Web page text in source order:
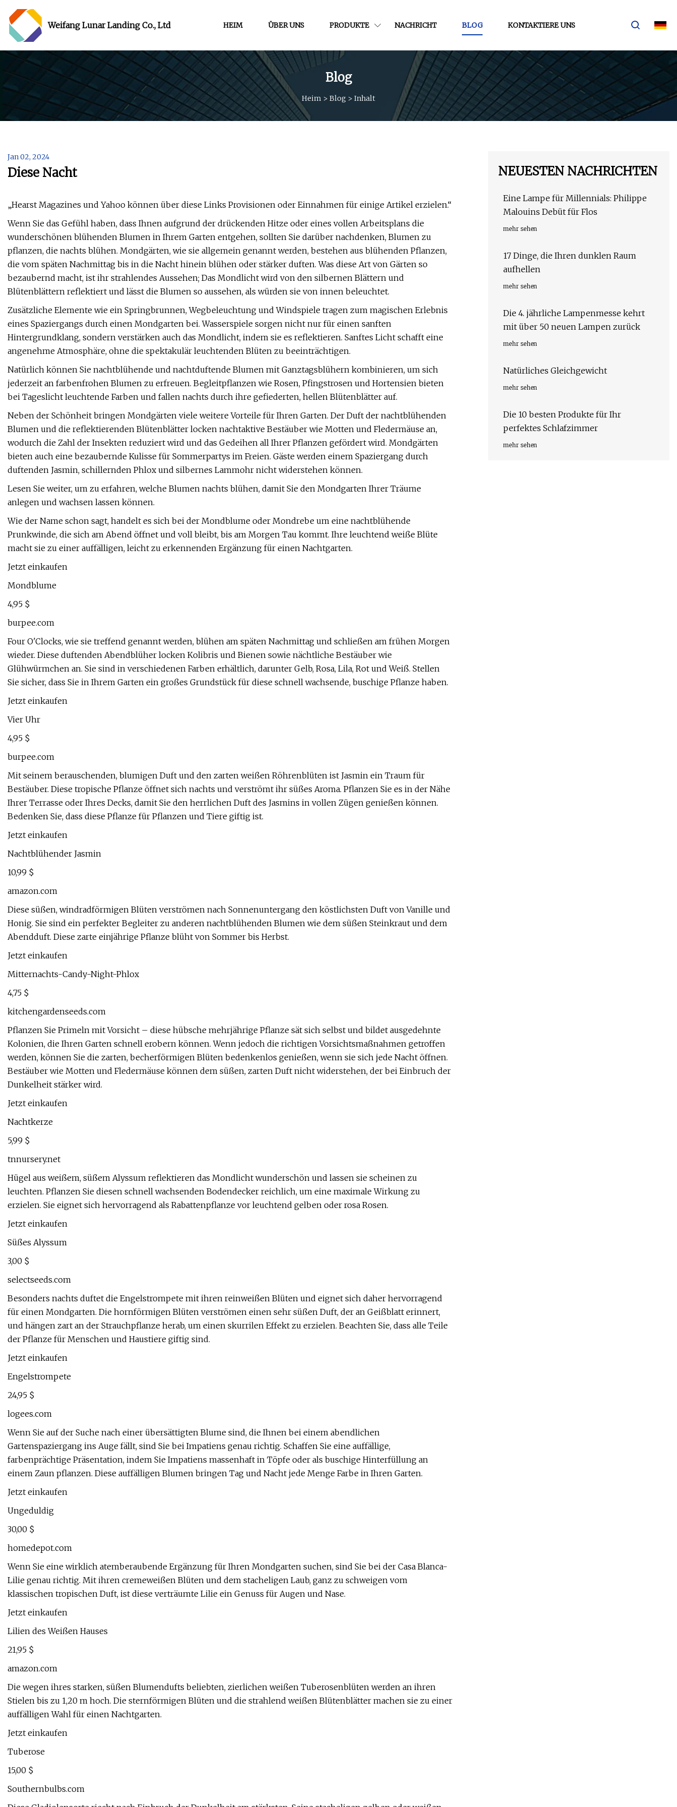
Weifang Lunar Landing Co., Ltd HEIM ÜBER UNS PRODUKTE NACHRICHT BLOG KONTAKTIERE UNS
Blog
Heim > Blog > Inhalt
Jan 02, 2024
Diese Nacht
„Hearst Magazines und Yahoo können über diese Links Provisionen oder Einnahmen für einige Artikel erzielen.“
Wenn Sie das Gefühl haben, dass Ihnen aufgrund der drückenden Hitze oder eines vollen Arbeitsplans die
wunderschönen blühenden Blumen in Ihrem Garten entgehen, sollten Sie darüber nachdenken, Blumen zu
pflanzen, die nachts blühen. Mondgärten, wie sie allgemein genannt werden, bestehen aus blühenden Pflanzen,
die vom späten Nachmittag bis in die Nacht hinein blühen oder stärker duften. Was diese Art von Gärten so
bezaubernd macht, ist ihr strahlendes Aussehen; Das Mondlicht wird von den silbernen Blättern und
Blütenblättern reflektiert und lässt die Blumen so aussehen, als würden sie von innen beleuchtet.
Zusätzliche Elemente wie ein Springbrunnen, Wegbeleuchtung und Windspiele tragen zum magischen Erlebnis
eines Spaziergangs durch einen Mondgarten bei. Wasserspiele sorgen nicht nur für einen sanften
Hintergrundklang, sondern verstärken auch das Mondlicht, indem sie es reflektieren. Sanftes Licht schafft eine
angenehme Atmosphäre, ohne die spektakulär leuchtenden Blüten zu beeinträchtigen.
Natürlich können Sie nachtblühende und nachtduftende Blumen mit Ganztagsblühern kombinieren, um sich
jederzeit an farbenfrohen Blumen zu erfreuen. Begleitpflanzen wie Rosen, Pfingstrosen und Hortensien bieten
bei Tageslicht leuchtende Farben und fallen nachts durch ihre gefiederten, hellen Blütenblätter auf.
Neben der Schönheit bringen Mondgärten viele weitere Vorteile für Ihren Garten. Der Duft der nachtblühenden
Blumen und die reflektierenden Blütenblätter locken nachtaktive Bestäuber wie Motten und Fledermäuse an,
wodurch die Zahl der Insekten reduziert wird und das Gedeihen all Ihrer Pflanzen gefördert wird. Mondgärten
bieten auch eine bezaubernde Kulisse für Sommerpartys im Freien. Gäste werden einem Spaziergang durch
duftenden Jasmin, schillernden Phlox und silbernes Lammohr nicht widerstehen können.
Lesen Sie weiter, um zu erfahren, welche Blumen nachts blühen, damit Sie den Mondgarten Ihrer Träume
anlegen und wachsen lassen können.
Wie der Name schon sagt, handelt es sich bei der Mondblume oder Mondrebe um eine nachtblühende
Prunkwinde, die sich am Abend öffnet und voll bleibt, bis am Morgen Tau kommt. Ihre leuchtend weiße Blüte
macht sie zu einer auffälligen, leicht zu erkennenden Ergänzung für einen Nachtgarten.
Jetzt einkaufen
Mondblume
4,95 $
burpee.com
Four O'Clocks, wie sie treffend genannt werden, blühen am späten Nachmittag und schließen am frühen Morgen
wieder. Diese duftenden Abendblüher locken Kolibris und Bienen sowie nächtliche Bestäuber wie
Glühwürmchen an. Sie sind in verschiedenen Farben erhältlich, darunter Gelb, Rosa, Lila, Rot und Weiß. Stellen
Sie sicher, dass Sie in Ihrem Garten ein großes Grundstück für diese schnell wachsende, buschige Pflanze haben.
Jetzt einkaufen
Vier Uhr
4,95 $
burpee.com
Mit seinem berauschenden, blumigen Duft und den zarten weißen Röhrenblüten ist Jasmin ein Traum für
Bestäuber. Diese tropische Pflanze öffnet sich nachts und verströmt ihr süßes Aroma. Pflanzen Sie es in der Nähe
Ihrer Terrasse oder Ihres Decks, damit Sie den herrlichen Duft des Jasmins in vollen Zügen genießen können.
Bedenken Sie, dass diese Pflanze für Pflanzen und Tiere giftig ist.
Jetzt einkaufen
Nachtblühender Jasmin
10,99 $
amazon.com
Diese süßen, windradförmigen Blüten verströmen nach Sonnenuntergang den köstlichsten Duft von Vanille und
Honig. Sie sind ein perfekter Begleiter zu anderen nachtblühenden Blumen wie dem süßen Steinkraut und dem
Abendduft. Diese zarte einjährige Pflanze blüht von Sommer bis Herbst.
Jetzt einkaufen
Mitternachts-Candy-Night-Phlox
4,75 $
kitchengardenseeds.com
Pflanzen Sie Primeln mit Vorsicht – diese hübsche mehrjährige Pflanze sät sich selbst und bildet ausgedehnte
Kolonien, die Ihren Garten schnell erobern können. Wenn jedoch die richtigen Vorsichtsmaßnahmen getroffen
werden, können Sie die zarten, becherförmigen Blüten bedenkenlos genießen, wenn sie sich jede Nacht öffnen.
Bestäuber wie Motten und Fledermäuse können dem süßen, zarten Duft nicht widerstehen, der bei Einbruch der
Dunkelheit stärker wird.
Jetzt einkaufen
Nachtkerze
5,99 $
tnnursery.net
Hügel aus weißem, süßem Alyssum reflektieren das Mondlicht wunderschön und lassen sie scheinen zu
leuchten. Pflanzen Sie diesen schnell wachsenden Bodendecker reichlich, um eine maximale Wirkung zu
erzielen. Sie eignet sich hervorragend als Rabattenpflanze vor leuchtend gelben oder rosa Rosen.
Jetzt einkaufen
Süßes Alyssum
3,00 $
selectseeds.com
Besonders nachts duftet die Engelstrompete mit ihren reinweißen Blüten und eignet sich daher hervorragend
für einen Mondgarten. Die hornförmigen Blüten verströmen einen sehr süßen Duft, der an Geißblatt erinnert,
und hängen zart an der Strauchpflanze herab, um einen skurrilen Effekt zu erzielen. Beachten Sie, dass alle Teile
der Pflanze für Menschen und Haustiere giftig sind.
Jetzt einkaufen
Engelstrompete
24,95 $
logees.com
Wenn Sie auf der Suche nach einer übersättigten Blume sind, die Ihnen bei einem abendlichen
Gartenspaziergang ins Auge fällt, sind Sie bei Impatiens genau richtig. Schaffen Sie eine auffällige,
farbenprächtige Präsentation, indem Sie Impatiens massenhaft in Töpfe oder als buschige Hinterfüllung an
einem Zaun pflanzen. Diese auffälligen Blumen bringen Tag und Nacht jede Menge Farbe in Ihren Garten.
Jetzt einkaufen
Ungeduldig
30,00 $
homedepot.com
Wenn Sie eine wirklich atemberaubende Ergänzung für Ihren Mondgarten suchen, sind Sie bei der Casa Blanca-
Lilie genau richtig. Mit ihren cremeweißen Blüten und dem stacheligen Laub, ganz zu schweigen vom
klassischen tropischen Duft, ist diese verträumte Lilie ein Genuss für Augen und Nase.
Jetzt einkaufen
Lilien des Weißen Hauses
21,95 $
amazon.com
Die wegen ihres starken, süßen Blumendufts beliebten, zierlichen weißen Tuberosenblüten werden an ihren
Stielen bis zu 1,20 m hoch. Die sternförmigen Blüten und die strahlend weißen Blütenblätter machen sie zu einer
auffälligen Wahl für einen Nachtgarten.
Jetzt einkaufen
Tuberose
15,00 $
Southernbulbs.com
NEUESTEN NACHRICHTEN
Eine Lampe für Millennials: Philippe
Malouins Debüt für Flos
mehr sehen
17 Dinge, die Ihren dunklen Raum
aufhellen
mehr sehen
Die 4. jährliche Lampenmesse kehrt
mit über 50 neuen Lampen zurück
mehr sehen
Natürliches Gleichgewicht
mehr sehen
Die 10 besten Produkte für Ihr
perfektes Schlafzimmer
mehr sehen